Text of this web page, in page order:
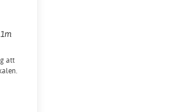
att